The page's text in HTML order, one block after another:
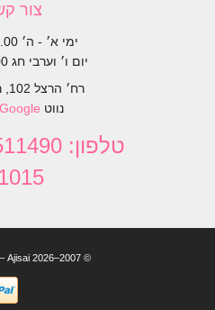
צור
ימי א׳ - ה׳ 10.00-17.00
יום ו׳ וערבי חג 10.00-13.00
רח׳ הרצל 102, ראשון לציון
נווט Google
טלפון:
© 2007–2026 Ajisai — בא לי את זה!